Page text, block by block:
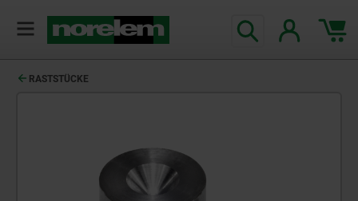
RASTSTÜCKE